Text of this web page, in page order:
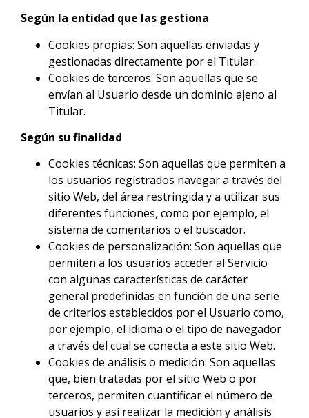
Según la entidad que las gestiona
Cookies propias: Son aquellas enviadas y
gestionadas directamente por el Titular.
Cookies de terceros: Son aquellas que se
envían al Usuario desde un dominio ajeno al
Titular.
Según su finalidad
Cookies técnicas: Son aquellas que permiten a
los usuarios registrados navegar a través del
sitio Web, del área restringida y a utilizar sus
diferentes funciones, como por ejemplo, el
sistema de comentarios o el buscador.
Cookies de personalización: Son aquellas que
permiten a los usuarios acceder al Servicio
con algunas características de carácter
general predefinidas en función de una serie
de criterios establecidos por el Usuario como,
por ejemplo, el idioma o el tipo de navegador
a través del cual se conecta a este sitio Web.
Cookies de análisis o medición: Son aquellas
que, bien tratadas por el sitio Web o por
terceros, permiten cuantificar el número de
usuarios y así realizar la medición y análisis